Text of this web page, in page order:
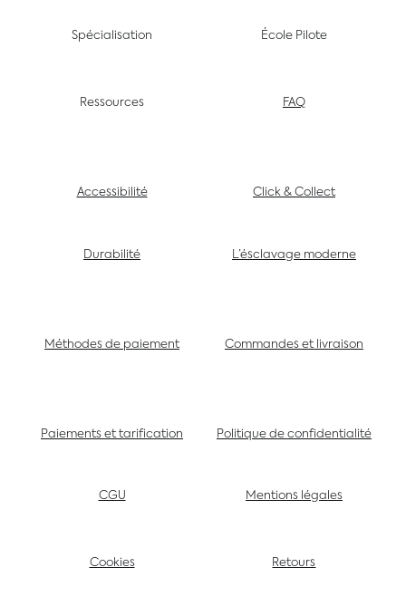
Spécialisation École Pilote
Ressources FAQ
Accessibilité Click & Collect
Durabilité L’ésclavage moderne
Méthodes de paiement Commandes et livraison
Paiements et tarification Politique de confidentialité
CGU Mentions légales
Cookies Retours